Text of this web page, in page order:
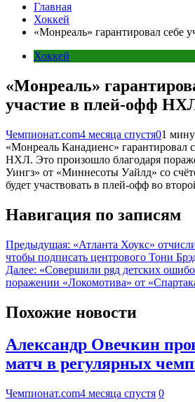
Главная
Хоккей
«Монреаль» гарантировал себе
Хоккей
«Монреаль»
участие в плей-офф
Чемпионат.com4 месяца спустя01
«Монреаль Канадиенс» гарантировал
НХЛ. Это произошло благодаря
Уингз» от «Миннесоты Уайлд» со
будет участвовать в плей-офф во
Навигация по записям
Предыдущая: «Атланта Хоукс»
чтобы подписать центрового Тони
Далее: «Совершили ряд детских
поражении «Локомотива» от
Похожие новости
Александр Овечкин
матч в регулярных
Чемпионат.com4 месяца спустя 0